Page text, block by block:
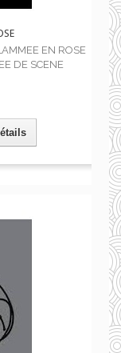
EN ROSE
DE SCENE